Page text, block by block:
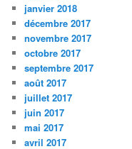
janvier 2018
décembre 2017
novembre 2017
octobre 2017
septembre 2017
août 2017
juillet 2017
juin 2017
mai 2017
avril 2017